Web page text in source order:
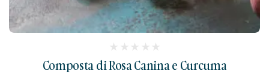
Composta di Rosa Canina e Curcuma
reviews)